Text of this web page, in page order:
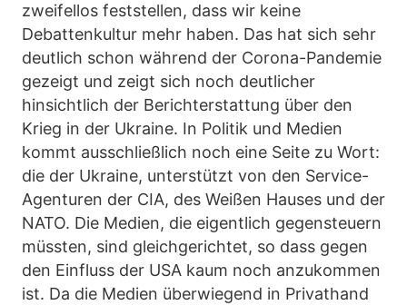
zweifellos feststellen, dass wir keine
Debattenkultur mehr haben. Das hat sich sehr
deutlich schon während der Corona-Pandemie
gezeigt und zeigt sich noch deutlicher
hinsichtlich der Berichterstattung über den
Krieg in der Ukraine. In Politik und Medien
kommt ausschließlich noch eine Seite zu Wort:
die der Ukraine, unterstützt von den Service-
Agenturen der CIA, des Weißen Hauses und der
NATO. Die Medien, die eigentlich gegensteuern
müssten, sind gleichgerichtet, so dass gegen
den Einfluss der USA kaum noch anzukommen
ist. Da die Medien überwiegend in Privathand